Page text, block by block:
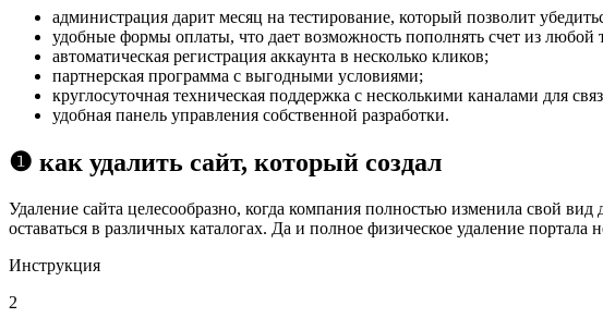
администрация дарит месяц на тестирование, который позволит
удобные формы оплаты, что дает возможность пополнять счет из любой
автоматическая регистрация аккаунта в несколько кликов;
партнерская программа с выгодными условиями;
круглосуточная техническая поддержка с несколькими каналами для
удобная панель управления собственной разработки.
❶ как удалить сайт, который создал
Удаление сайта целесообразно, когда компания полностью изменила свой
оставаться в различных каталогах. Да и полное физическое удаление портала
Инструкция
2